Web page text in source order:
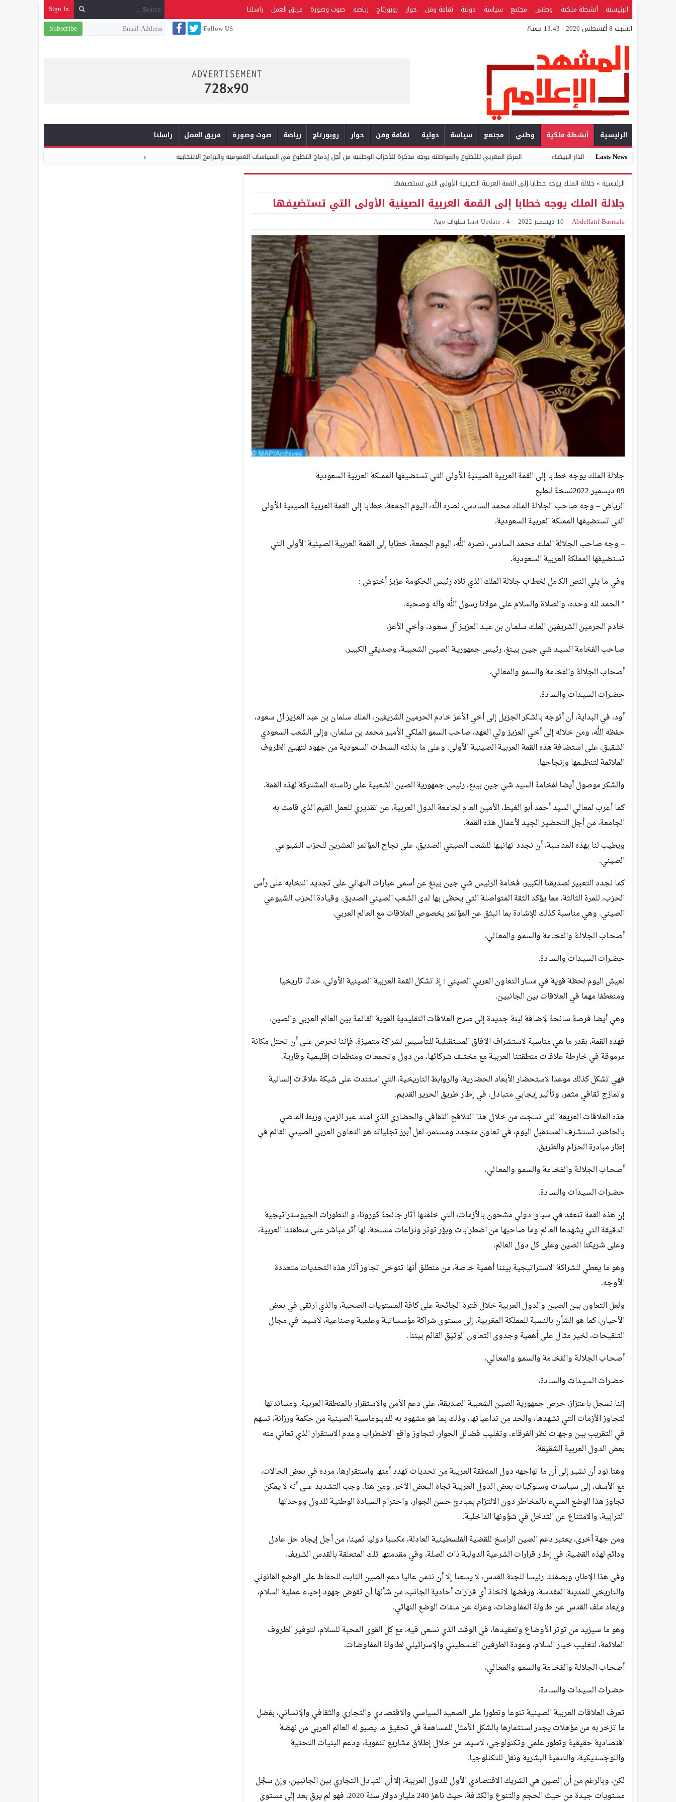
الرئيسية أنشطة ملكية وطني مجتمع سياسة دولية ثقافة وفن حوار روبورتاج رياضة صوت وصورة فريق العمل راسلنا
Sign In
السبت 8 أغسطس 2026 - 13:43 مساءً
Subscribe Follow US
الرئيسية أنشطة ملكية وطني مجتمع سياسة دولية ثقافة وفن حوار روبورتاج رياضة صوت وصورة فريق العمل
راسلنا
Lasts Newsالمركز المغربي للتطوع والمواطنة يوجه مذكرة للأحزاب الوطنية من أجل إدماج التطوع في السياسات العمومية والبرامج الانتخابية ميكومار: الابتكار والشراكة أساس الارتقاء بخدمات النظافة الحضرية
الرئيسية »جلالة الملك يوجه خطابا إلى القمة العربية الصينية الأولى التي تستضيفها
جلالة الملك يوجه خطابا إلى القمة العربية الصينية الأولى التي تستضيفها
Abdellatif Basmala 10 ديسمبر 2022 Last Update : 4 سنوات Ago
جلالة الملك يوجه خطابا إلى القمة العربية الصينية الأولى التي تستضيفها المملكة العربية السعودية
09 ديسمبر 2022نسخة للطبع
الرياض – وجه صاحب الجلالة الملك محمد السادس، نصره الله، اليوم الجمعة، خطابا إلى القمة العربية الصينية الأولى
التي تستضيفها المملكة العربية السعودية.
– وجه صاحب الجلالة الملك محمد السادس، نصره الله، اليوم الجمعة، خطابا إلى القمة العربية الصينية الأولى التي
تستضيفها المملكة العربية السعودية.
وفي ما يلي النص الكامل لخطاب جلالة الملك الذي تلاه رئيس الحكومة عزيز أخنوش :
” الحمد لله وحده، والصلاة والسلام على مولانا رسول الله وآله وصحبه.
خادم الحرمين الشريفين الملك سلمـان بن عبـد العزيـز آل سعـود، وأخي الأعز،
صـاحب الفخامة السيـد شي جيـن بيـنغ، رئيـس جمهوريـة الصيـن الشعبيـة، وصديقي الكبيـر،
أصحاب الجلالة والفخامة والسمو والمعالي،
حضـرات السيـدات والسادة،
أود، في البداية، أن أتوجه بالشكر الجزيل إلى أخي الأعز خادم الحرمين الشريفين، الملك سلمان بن عبد العزيز آل سعود،
حفظه الله، ومن خلاله إلى أخي العزيز ولي العهد، صاحب السمو الملكي الأمير محمد بن سلمان، وإلى الشعب السعودي
الشقيق، على استضافة هذه القمة العربية الصينية الأولى، وعلى ما بذلته السلطات السعودية من جهود لتهيئ الظروف
الملائمة لتنظيمها وإنجاحها.
والشكر موصول أيضا لفخامة السيد شي جين بينغ، رئيس جمهورية الصين الشعبية على رئاسته المشتركة لهذه القمة.
كما أعرب لمعالي السيد أحمد أبو الغيط، الأمين العام لجامعة الدول العربية، عن تقديري للعمل القيم الذي قامت به
الجامعة، من أجل التحضير الجيد لأعمال هذه القمة.
ويطيب لنا بهذه المناسبة، أن نجدد تهانيها للشعب الصيني الصديق، على نجاح المؤتمر العشرين للحزب الشيوعي
الصيني.
كما نجدد التعبير لصديقنا الكبير، فخامة الرئيس شي جين بينغ عن أسمى عبارات التهاني على تجديد انتخابه على رأس
الحزب، للمرة الثالثة، مما يؤكد الثقة المتواصلة التي يحظى بها لدى الشعب الصيني الصديق، وقيادة الحزب الشيوعي
الصيني. وهي مناسبة كذلك للإشادة بما انبثق عن المؤتمر بخصوص العلاقات مع العالم العربي.
أصحـاب الجلالـة والفخـامة والسمـو والمعـالي،
حضـرات السيـدات والسـادة،
نعيش اليوم لحظة قوية في مسار التعاون العربي الصيني ؛ إذ تشكل القمة العربية الصينية الأولى، حدثا تاريخيا
ومنعطفا مهما في العلاقات بين الجانبين.
وهي أيضا فرصة سانحة لإضافة لبنة جديدة إلى صرح العلاقات التقليدية القوية القائمة بين العالم العربي والصين.
فهذه القمة، بقدر ما هي مناسبة لاستشراف الآفاق المستقبلية للتأسيس لشراكة متميزة، فإننا نحرص على أن تحتل مكانة
مرموقة في خارطة علاقات منطقتنا العربية مع مختلف شركائها، من دول وتجمعات ومنظمات إقليمية وقارية.
فهي تشكل كذلك موعدا لاستحضار الأبعاد الحضارية، والروابط التاريخية، التي استندت على شبكة علاقات إنسانية
وتمازج ثقافي مثمر، وتأثير إيجابي متبادل، في إطار طريق الحرير القديم.
هذه العلاقات العريقة التي نسجت من خلال هذا التلاقح الثقافي والحضاري الذي امتد عبر الزمن، وربط الماضي
بالحاضر، تستشرف المستقبل اليوم، في تعاون متجدد ومستمر، لعل أبرز تجلياته هو التعاون العربي الصيني القائم في
إطار مبادرة الحزام والطريق.
أصحـاب الجلالـة والفخـامة والسمـو والمعـالي،
حضـرات السيـدات والسـادة،
إن هذه القمة تنعقد في سياق دولي مشحون بالأزمات، التي خلفتها آثار جائحة كورونا، و التطورات الجيوستراتيجية
الدقيقة التي يشهدها العالم وما صاحبها من اضطرابات وبؤر توتر ونزاعات مسلحة، لها أثر مباشر على منطقتنا العربية،
وعلى شريكنا الصين وعلى كل دول العالم.
وهو ما يعطي للشراكة الاستراتيجية بيننا أهمية خاصة، من منطلق أنها تتوخى تجاوز آثار هذه التحديات متعددة
الأوجه.
ولعل التعاون بين الصين والدول العربية خلال فترة الجائحة على كافة المستويات الصحية، والذي ارتقى في بعض
الأحيان، كما هو الشأن بالنسبة للمملكة المغربية، إلى مستوى شراكة مؤسساتية وعلمية وصناعية، لاسيما في مجال
التلقيحات، لخير مثال على أهمية وجدوى التعاون الوثيق القائم بيننا.
أصحـاب الجلالـة والفخـامة والسمـو والمعـالي،
حضـرات السيـدات والسـادة،
إننا نسجل باعتزاز، حرص جمهورية الصين الشعبية الصديقة، على دعم الأمن والاستقرار بالمنطقة العربية، ومساندتها
لتجاوز الأزمات التي تشهدها، والحد من تداعياتها، وذلك بما هو مشهود به للدبلوماسية الصينية من حكمة ورزانة، تسهم
في التقريب بين وجهات نظر الفرقاء، وتغليب فضائل الحوار، لتجاوز واقع الاضطراب وعدم الاستقرار الذي تعاني منه
بعض الدول العربية الشقيقة.
وهنا نود أن نشير إلى أن ما تواجهه دول المنطقة العربية من تحديات تهدد أمنها واستقرارها، مرده في بعض الحالات،
مع الأسف، إلى سياسات وسلوكيات بعض الدول العربية تجاه البعض الآخر. ومن هنا، وجب التشديد على أنه لا يمكن
تجاوز هذا الوضع المليء بالمخاطر دون الالتزام بمبادئ حسن الجوار، واحترام السيادة الوطنية للدول ووحدتها
الترابية، والامتناع عن التدخل في شؤونها الداخلية.
ومن جهة أخرى، يعتبر دعم الصين الراسخ للقضية الفلسطينية العادلة، مكسبا دوليا ثمينا، من أجل إيجاد حل عادل
ودائم لهذه القضية، في إطار قرارات الشرعية الدولية ذات الصلة، وفي مقدمتها تلك المتعلقة بالقدس الشريف.
وفي هذا الإطار، وبصفتنا رئيسا للجنة القدس، لا يسعنا إلا أن نثمن عاليا دعم الصين الثابت للحفاظ على الوضع القانوني
والتاريخي للمدينة المقدسة، ورفضها لاتخاذ أي قرارات أحادية الجانب، من شأنها أن تقوض جهود إحياء عملية السلام،
وإبعاد ملف القدس عن طاولة المفاوضات، وعزله عن ملفات الوضع النهائي.
وهو ما سيزيد من توتر الأوضاع وتعقيدها، في الوقت الذي نسعى فيه، مع كل القوى المحبة للسلام، لتوفير الظروف
الملائمة، لتغليب خيار السلام، وعودة الطرفين الفلسطيني والإسرائيلي لطاولة المفاوضات.
أصحـاب الجلالـة والفخـامة والسمـو والمعـالي،
حضـرات السيـدات والسـادة،
تعرف العلاقات العربية الصينية تنوعا وتطورا على الصعيد السياسي والاقتصادي والتجاري والثقافي والإنساني، بفضل
ما تزخر به من مؤهلات يجدر استثمارها بالشكل الأمثل للمساهمة في تحقيق ما يصبو له العالم العربي من نهضة
اقتصادية حقيقية وتطور علمي وتكنولوجي، لاسيما من خلال إطلاق مشاريع تنموية، ودعم البنيات التحتية
واللوجستيكية، والتنمية البشرية ونقل للتكنلوجيا.
لكن، وبالرغم من أن الصين هي الشريك الاقتصادي الأول للدول العربية، إلا أن التبادل التجاري بين الجانبين، وإنْ سجَّل
مستويات جيدة من حيث الحجم والتنوع والكثافة، حيث ناهز 240 مليار دولار سنة 2020، فهو لم يرق بعد إلى مستوى